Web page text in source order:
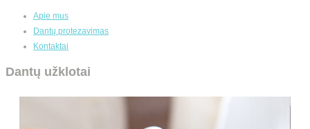
Apie mus
Dantų protezavimas
Kontaktai
Dantų užklotai